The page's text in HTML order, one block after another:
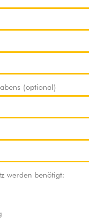
(optional)
werden benötigt: